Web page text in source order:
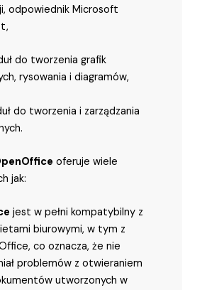
odpowiednik Microsoft
do tworzenia grafik
rysowania i diagramów,
do tworzenia i zarządzania
oferuje wiele
jak:
jest w pełni kompatybilny z
biurowymi, w tym z
co oznacza, że nie
problemów z otwieraniem
utworzonych w